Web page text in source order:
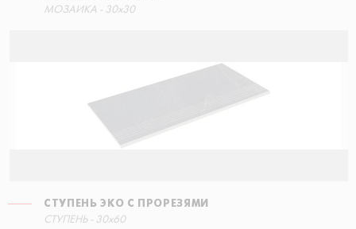
МОЗАИКА - 30x30
СТУПЕНЬ ЭКО С ПРОРЕЗЯМИ
СТУПЕНЬ - 30x60